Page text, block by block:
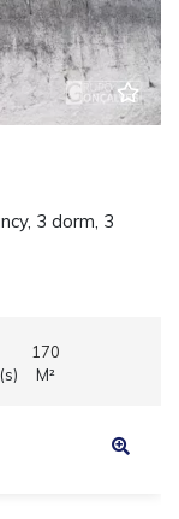
3 dorm, 3
170
M²